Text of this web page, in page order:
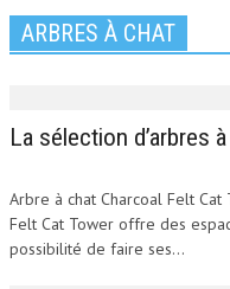
ARBRES À CHAT
La sélection d’arbres
Arbre à chat Charcoal Felt
Felt Cat Tower offre des
possibilité de faire ses...